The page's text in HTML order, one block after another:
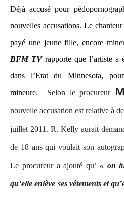
Déjà accusé pour
nouvelles accusations. Le
payé une jeune fille, encore
BFM TVrapporte que l’artiste a
dans l’Etat du Minnesota,
mineure. Selon le procureur
nouvelle accusation est relative à
juillet 2011. R. Kelly aurait
de 18 ans qui voulait son
Le procureur a ajouté qu’ « on
qu’elle enlève ses vêtementset